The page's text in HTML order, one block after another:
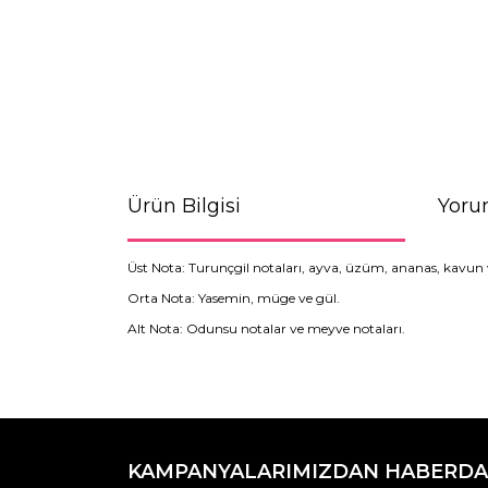
Ürün Bilgisi
Üst Nota: Turunçgil notaları, ayva, üzüm, ananas, kavun
Orta Nota: Yasemin, müge ve gül.
Alt Nota: Odunsu notalar ve meyve notaları.
Görüş ve önerileriniz için teşekkür ederiz.
Ürün resmi kalitesiz, bozuk veya
KAMPANYALARIMIZDAN